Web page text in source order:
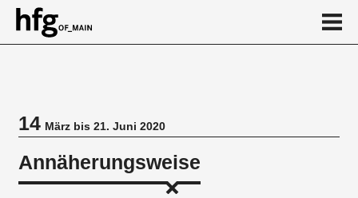
14März bis 21. Juni 2020
Annäherungsweise